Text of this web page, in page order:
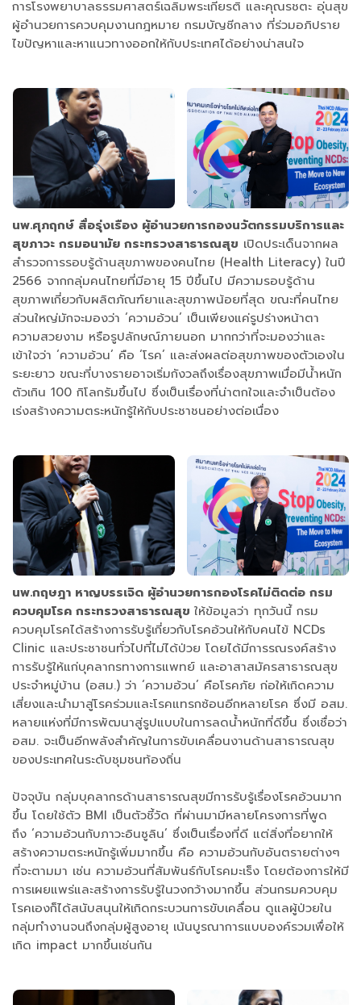
การโรงพยาบาลธรรมศาสตร์เฉลิมพระเกียรติ และคุณรชตะ อุ่นสุข
ผู้อำนวยการควบคุมงานกฎหมาย กรมบัญชีกลาง ที่ร่วมอภิปราย
ไขปัญหาและหาแนวทางออกให้กับประเทศได้อย่างน่าสนใจ
นพ.ศุภฤกษ์ สื่อรุ่งเรือง ผู้อำนวยการกองนวัตกรรมบริการและ
สุขภาวะ กรมอนามัย กระทรวงสาธารณสุข เปิดประเด็นจากผล
สำรวจการรอบรู้ด้านสุขภาพของคนไทย (Health Literacy) ในปี
2566 จากกลุ่มคนไทยที่มีอายุ 15 ปีขึ้นไป มีความรอบรู้ด้าน
สุขภาพเกี่ยวกับผลิตภัณฑ์ยาและสุขภาพน้อยที่สุด ขณะที่คนไทย
ส่วนใหญ่มักจะมองว่า ‘ความอ้วน’ เป็นเพียงแค่รูปร่างหน้าตา
ความสวยงาม หรือรูปลักษณ์ภายนอก มากกว่าที่จะมองว่าและ
เข้าใจว่า ‘ความอ้วน’ คือ ‘โรค’ และส่งผลต่อสุขภาพของตัวเองใน
ระยะยาว ขณะที่บางรายอาจเริ่มกังวลถึงเรื่องสุขภาพเมื่อมีน้ำหนัก
ตัวเกิน 100 กิโลกรัมขึ้นไป ซึ่งเป็นเรื่องที่น่าตกใจและจำเป็นต้อง
เร่งสร้างความตระหนักรู้ให้กับประชาชนอย่างต่อเนื่อง
นพ.กฤษฎา หาญบรรเจิด ผู้อำนวยการกองโรคไม่ติดต่อ กรม
ควบคุมโรค กระทรวงสาธารณสุข ให้ข้อมูลว่า ทุกวันนี้ กรม
ควบคุมโรคได้สร้างการรับรู้เกี่ยวกับโรคอ้วนให้กับคนไข้ NCDs
Clinic และประชาชนทั่วไปที่ไม่ได้ป่วย โดยได้มีการรณรงค์สร้าง
การรับรู้ให้แก่บุคลากรทางการแพทย์ และอาสาสมัครสาธารณสุข
ประจำหมู่บ้าน (อสม.) ว่า ‘ความอ้วน’ คือโรคภัย ก่อให้เกิดความ
เสี่ยงและนำมาสู่โรคร่วมและโรคแทรกซ้อนอีกหลายโรค ซึ่งมี อสม.
หลายแห่งที่มีการพัฒนาสู่รูปแบบในการลดน้ำหนักที่ดีขึ้น ซึ่งเชื่อว่า
อสม. จะเป็นอีกพลังสำคัญในการขับเคลื่อนงานด้านสาธารณสุข
ของประเทศในระดับชุมชนท้องถิ่น
ปัจจุบัน กลุ่มบุคลากรด้านสาธารณสุขมีการรับรู้เรื่องโรคอ้วนมาก
ขึ้น โดยใช้ตัว BMI เป็นตัวชี้วัด ที่ผ่านมามีหลายโครงการที่พูด
ถึง ‘ความอ้วนกับภาวะอินซูลิน’ ซึ่งเป็นเรื่องที่ดี แต่สิ่งที่อยากให้
สร้างความตระหนักรู้เพิ่มมากขึ้น คือ ความอ้วนกับอันตรายต่างๆ
ที่จะตามมา เช่น ความอ้วนที่สัมพันธ์กับโรคมะเร็ง โดยต้องการให้มี
การเผยแพร่และสร้างการรับรู้ในวงกว้างมากขึ้น ส่วนกรมควบคุม
โรคเองก็ได้สนับสนุนให้เกิดกระบวนการขับเคลื่อน ดูแลผู้ป่วยใน
กลุ่มทำงานจนถึงกลุ่มผู้สูงอายุ เน้นบูรณาการแบบองค์รวมเพื่อให้
เกิด impact มากขึ้นเช่นกัน